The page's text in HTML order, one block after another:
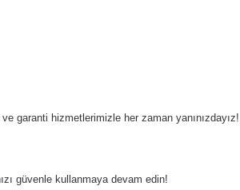
garanti hizmetlerimizle her zaman yanınızdayız!
güvenle kullanmaya devam edin!